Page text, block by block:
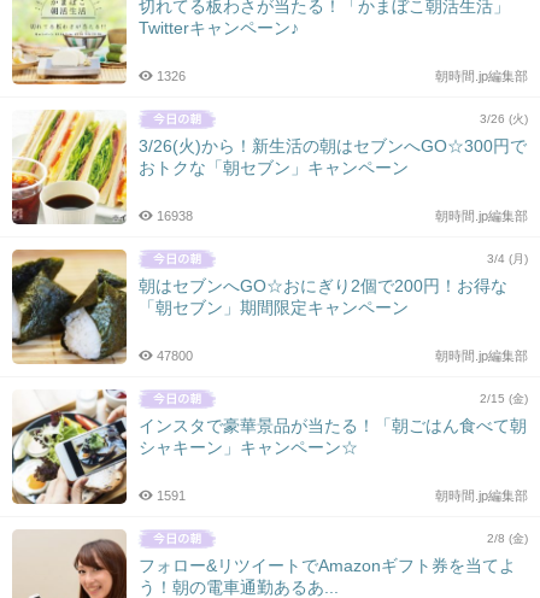
切れてる板わさが当たる！「かまぼこ朝活生活」
Twitterキャンペーン♪
朝時間.jp編集部
1326
3/26 (火)
3/26(火)から！新生活の朝はセブンへGO☆300円で
おトクな「朝セブン」キャンペーン
朝時間.jp編集部
16938
3/4 (月)
朝はセブンへGO☆おにぎり2個で200円！お得な
「朝セブン」期間限定キャンペーン
朝時間.jp編集部
47800
2/15 (金)
インスタで豪華景品が当たる！「朝ごはん食べて朝
シャキーン」キャンペーン☆
朝時間.jp編集部
1591
2/8 (金)
フォロー&リツイートでAmazonギフト券を当てよ
う！朝の電車通勤あるあ...